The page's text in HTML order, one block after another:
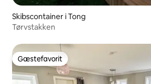
Skibscontainer i Tong
Tørvstakken
Gæstefavorit
Gæstefavorit